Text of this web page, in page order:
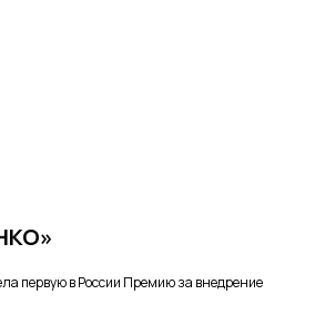
первую в России Премию за внедрение